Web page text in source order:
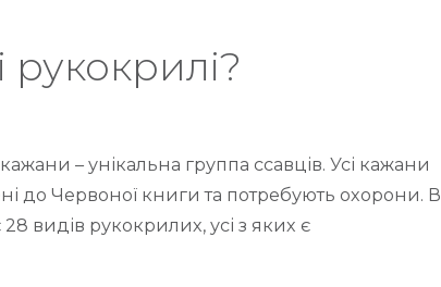
рукокрилі?
– унікальна группа ссавців. Усі кажани
до Червоної книги та потребують охорони. В
видів рукокрилих, усі з яких є